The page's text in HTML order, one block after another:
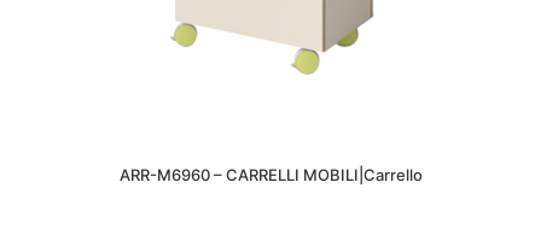
ARR-M6960 – CARRELLI MOBILI|Carrello